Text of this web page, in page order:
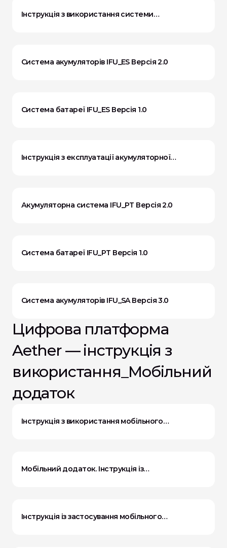
Інструкція з використання системи
Система акумуляторів IFU_ES Версія 2.0
Система батареї IFU_ES Версія 1.0
Інструкція з експлуатації акумуляторної
Акумуляторна система IFU_PT Версія 2.0
Система батареї IFU_PT Версія 1.0
Система акумуляторів IFU_SA Версія 3.0
Цифрова платформа
Aether — інструкція з
використання_Мобільний
додаток
Інструкція з використання мобільного
Мобільний додаток. Інструкція із
Інструкція із застосування мобільного